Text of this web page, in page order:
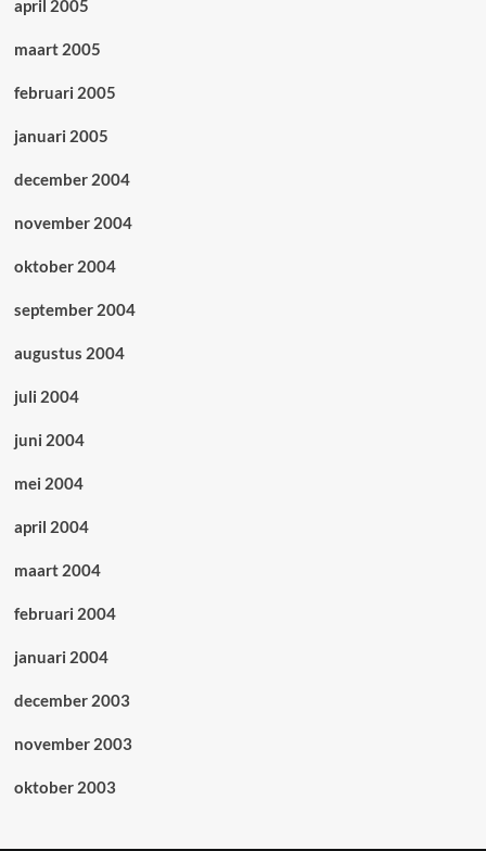
april 2005
maart 2005
februari 2005
januari 2005
december 2004
november 2004
oktober 2004
september 2004
augustus 2004
juli 2004
juni 2004
mei 2004
april 2004
maart 2004
februari 2004
januari 2004
december 2003
november 2003
oktober 2003